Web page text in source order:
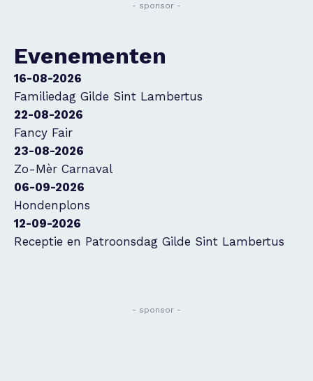
- sponsor -
Evenementen
16-08-2026
Familiedag Gilde Sint Lambertus
22-08-2026
Fancy Fair
23-08-2026
Zo-Mèr Carnaval
06-09-2026
Hondenplons
12-09-2026
Receptie en Patroonsdag Gilde Sint Lambertus
- sponsor -